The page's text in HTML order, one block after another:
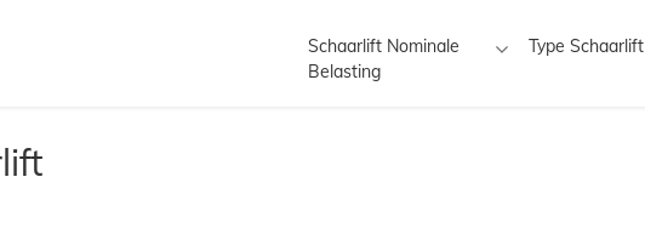
Schaarlift Nominale
Belasting
Type Schaarlift